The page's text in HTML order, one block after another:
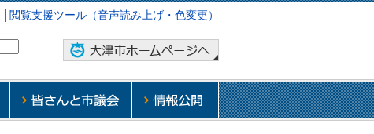
閲覧支援ツール（音声読み上げ・色変更）